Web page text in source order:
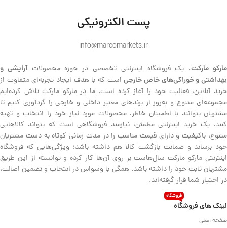
پست الکترونیکی
info@marcomarkets.ir
مارکو مارکت، یک فروشگاه اینترنتی تخصصی در حوزه محصولاتآرایشی و
بهداشتی و خوراکی‌های خاص خارجیاست که با هدف ایجاد تجربه‌ای متفاوت از
خرید آنلاین، فعالیت خود را آغاز کرده است. ما در مارکو مارکت تلاش کرده‌ایم
مجموعه‌ای متنوع و به‌روز از برندهای معتبر داخلی و خارجی را گردآوری کنیم تا
مشتریان بتوانند با اطمینان خاطر، محصولات مورد نیاز خود را انتخاب و تهیه
کنند. یک خرید اینترنتی مطمئن، نیازمند فروشگاهی است که بتواند کالاهایی
متنوع، باکیفیت و دارای قیمت مناسب را در مدت زمانی کوتاه به دست مشتریان
خود برساند و ضمانت بازگشت کالا هم داشته باشد؛ ویژگی‌هایی که فروشگاه
اینترنتی مارکو مارکت سال‌هاست بر روی آن‌ها کار کرده و توانسته از این طریق
مشتریان ثابت خود را داشته باشد. همگی با وسواس در انتخاب و تضمین اصالت،
در اختیار شما قرار گرفته‌اند.
لینک های فروشگاه
فروشگاه
صفحه اصلی